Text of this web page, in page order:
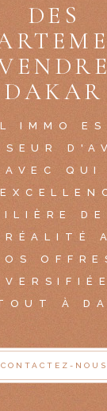
DES
DAKAR
IMMO
AVEC QUI
RÉALITÉ
À
CONTACTEZ-NOUS